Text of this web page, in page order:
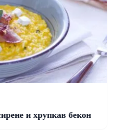
и хрупкав бекон